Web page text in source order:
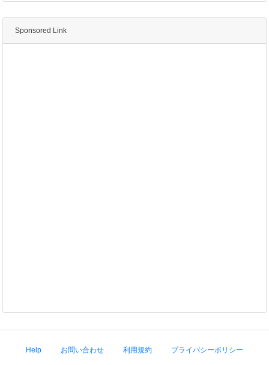
Sponsored Link
Help お問い合わせ 利用規約 プライバシーポリシー